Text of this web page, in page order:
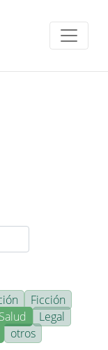
Ficción
Salud
Legal
otros